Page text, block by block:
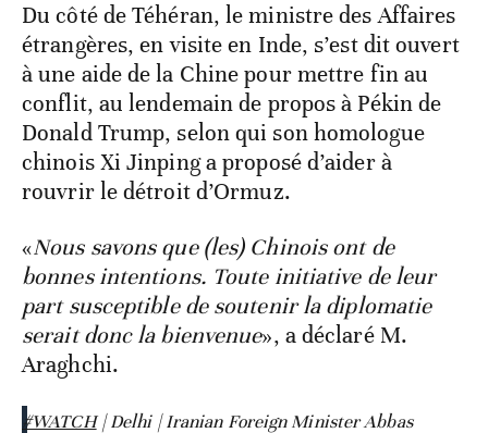
Du côté de Téhéran, le ministre des Affaires
étrangères, en visite en Inde, s’est dit ouvert
à une aide de la Chine pour mettre fin au
conflit, au lendemain de propos à Pékin de
Donald Trump, selon qui son homologue
chinois Xi Jinping a proposé d’aider à
rouvrir le détroit d’Ormuz.
«Nous savons que (les) Chinois ont de
bonnes intentions. Toute initiative de leur
part susceptible de soutenir la diplomatie
serait donc la bienvenue», a déclaré M.
Araghchi.
#WATCH| Delhi | Iranian Foreign Minister Abbas